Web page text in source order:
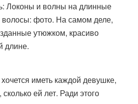
Локоны и волны на длинные
волосы: фото. На самом деле,
утюжком, красиво
длине.
иметь каждой девушке,
ей лет. Ради этого